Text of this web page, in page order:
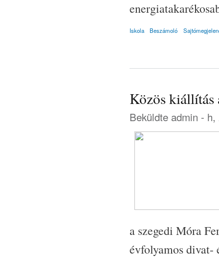
Iskola Beszámoló
Közös kiállítás
Beküldte admin - h,
a szegedi Móra
évfolyamos divat-